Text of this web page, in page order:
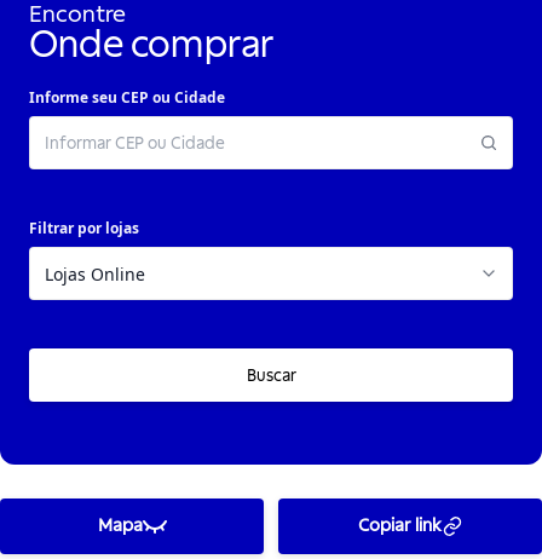
Encontre
Onde comprar
Informe seu CEP ou Cidade
Filtrar por lojas
Buscar
Mapa Copiar link